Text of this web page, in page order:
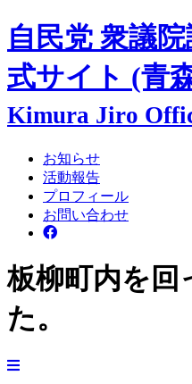
自民党 衆議
式サイト (青
Kimura Jiro
お知らせ
活動報告
プロフィール
お問い合わせ
板柳町内を回
た。